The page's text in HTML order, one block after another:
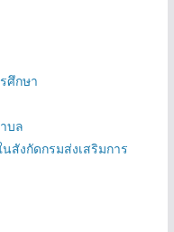
ศึกษา
บล
สังกัดกรมส่งเสริมการ